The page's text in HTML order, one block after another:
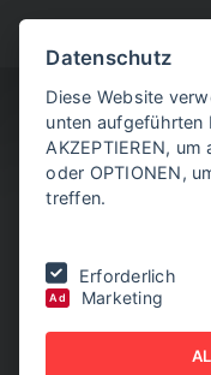
Causa Tojner gegen neun
Datenschutz
Diese Website
unten aufgeführten
AKZEPTIEREN,
oder OPTIONEN,
treffen.
Erforderlich
Ad Marketing